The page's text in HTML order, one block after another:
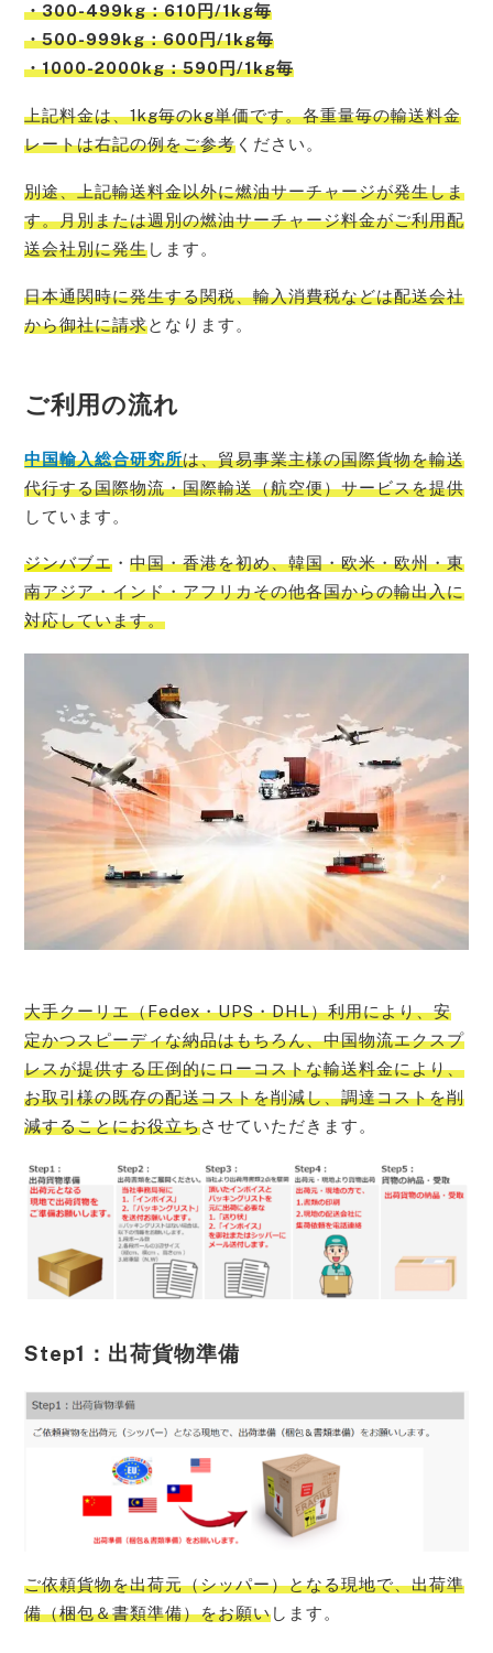
・300-499kg：610円/1kg毎
・500-999kg：600円/1kg毎
・1000-2000kg：590円/1kg毎
上記料金は、1kg毎のkg単価です。各重量毎の輸送料金
レートは右記の例をご参考 ください。
別途、上記輸送料金以外に燃油サーチャージが発生しま
す。月別または週別の燃油サーチャージ料金がご利用配
送会社別に発生します。
日本通関時に発生する関税、輸入消費税などは配送会社
から御社に請求となります。
ご利用の流れ
中国輸入総合研究所は、貿易事業主様の国際貨物を輸送
代行する国際物流・国際輸送（航空便）サービスを提供
しています。
ジンバブエ ・中国・香港を初め、韓国・欧米・欧州・東
南アジア・インド・アフリカその他各国からの輸出入に
対応しています。
大手クーリエ（Fedex・UPS・DHL）利用により、安
定かつスピーディな納品はもちろん、中国物流エクスプ
レスが提供する圧倒的にローコストな輸送料金により、
お取引様の既存の配送コストを削減し、調達コストを削
減することにお役立ちさせていただきます。
Step1：出荷貨物準備
ご依頼貨物を出荷元（シッパー）となる現地で、出荷準
備（梱包＆書類準備）をお願いします。